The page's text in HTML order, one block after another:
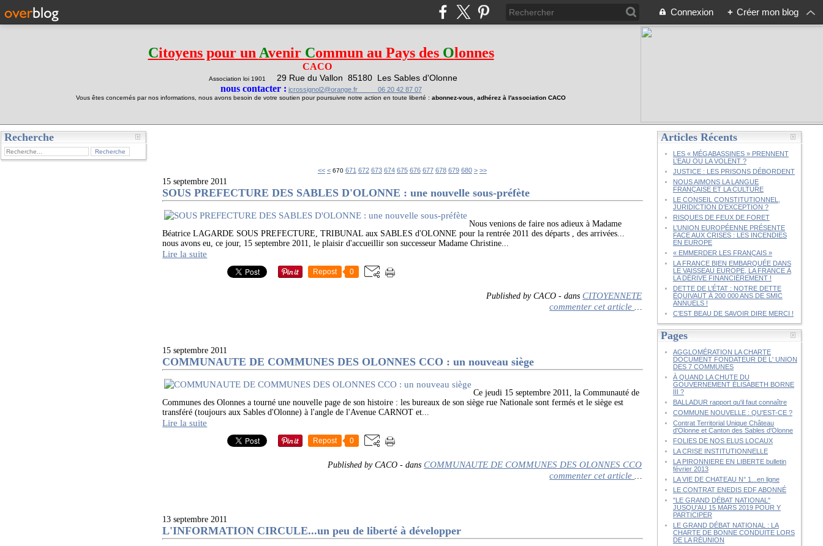
Connexion + Créer mon blog
Citoyens pour un Avenir Commun au Pays des Olonnes
CACO
Association loi 1901 29 Rue du Vallon 85180 Les Sables d'Olonne
nous contacter : jcrossignol2@orange.fr 06 20 42 87 07
Vous êtes concernés par nos informations, nous avons besoin de votre soutien pour poursuivre notre action en toute liberté : abonnez-vous, adhérez à l'association CACO
Recherche
<< < 600
610
620
630
640
650
660
670 671 672 673 674 675 676 677 678 679 680 690
700
> >>
15 septembre 2011
SOUS PREFECTURE DES SABLES D'OLONNE : une nouvelle sous-préfète
Nous venions de faire nos adieux à Madame
Béatrice LAGARDE SOUS PREFECTURE, TRIBUNAL aux SABLES d'OLONNE pour la rentrée 2011 des départs , des arrivées...
nous avons eu, ce jour, 15 septembre 2011, le plaisir d'accueillir son successeur Madame Christine...
Lire la suite
Repost 0
Published by CACO - dans CITOYENNETE
commenter cet article …
15 septembre 2011
COMMUNAUTE DE COMMUNES DES OLONNES CCO : un nouveau siège
Ce jeudi 15 septembre 2011, la Communauté de
Communes des Olonnes a tourné une nouvelle page de son histoire : les bureaux de son siège rue Nationale sont fermés et le siège est
transféré (toujours aux Sables d'Olonne) à l'angle de l'Avenue CARNOT et...
Lire la suite
Repost 0
Published by CACO - dans COMMUNAUTE DE COMMUNES DES OLONNES CCO
commenter cet article …
13 septembre 2011
L'INFORMATION CIRCULE...un peu de liberté à développer
Articles Récents
LES « MÉGABASSINES » PRENNENT
L’EAU OU LA VOLENT ?
JUSTICE : LES PRISONS DÉBORDENT
NOUS AIMONS LA LANGUE
FRANÇAISE ET LA CULTURE
LE CONSEIL CONSTITUTIONNEL,
JURIDICTION D’EXCEPTION ?
RISQUES DE FEUX DE FORET
L’UNION EUROPÉENNE PRÉSENTE
FACE AUX CRISES : LES INCENDIES
EN EUROPE
« EMMERDER LES FRANÇAIS »
LA FRANCE BIEN EMBARQUÉE DANS
LE VAISSEAU EUROPE, LA FRANCE À
LA DÉRIVE FINANCIÈREMENT !
DETTE DE L’ÉTAT : NOTRE DETTE
ÉQUIVAUT À 200 000 ANS DE SMIC
ANNUELS !
C’EST BEAU DE SAVOIR DIRE MERCI !
Pages
AGGLOMÉRATION LA CHARTE
DOCUMENT FONDATEUR DE L' UNION
DES 7 COMMUNES
À QUAND LA CHUTE DU
GOUVERNEMENT ÉLISABETH BORNE
III ?
BALLADUR rapport qu'il faut connaître
COMMUNE NOUVELLE : QU'EST-CE ?
Contrat Territorial Unique Château
d'Olonne et Canton des Sables d'Olonne
FOLIES DE NOS ELUS LOCAUX
LA CRISE INSTITUTIONNELLE
LA PIRONNIERE EN LIBERTE bulletin
février 2013
LA VIE DE CHATEAU N° 1...en ligne
LE CONTRAT ENEDIS EDF ABONNÉ
"LE GRAND DÉBAT NATIONAL"
JUSQU'AU 15 MARS 2019 POUR Y
PARTICIPER
LE GRAND DÉBAT NATIONAL : LA
CHARTE DE BONNE CONDUITE LORS
DE LA RÉUNION